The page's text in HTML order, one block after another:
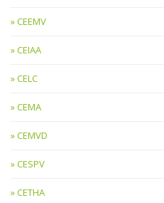
CEEMV
CEIAA
CELC
CEMA
CEMVD
CESPV
CETHA